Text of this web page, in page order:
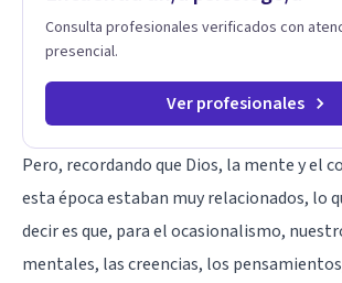
Consulta profesionales verificados con
presencial.
Ver profesionales
Pero, recordando que Dios, la mente y el
esta época estaban muy relacionados, lo
decir es que, para el ocasionalismo,
mentales, las creencias, los